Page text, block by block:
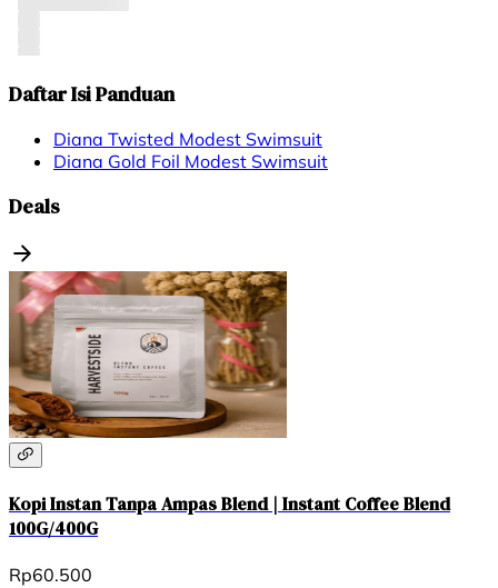
Daftar Isi Panduan
Diana Twisted Modest Swimsuit
Diana Gold Foil Modest Swimsuit
Deals
Kopi Instan Tanpa Ampas Blend | Instant Coffee Blend
100G/400G
Rp60.500